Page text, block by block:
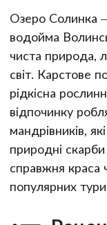
Озеро Солинка
водойма
чиста природа,
світ. Карстове
рідкісна
відпочинку
мандрівників,
природні
справжня краса
популярних